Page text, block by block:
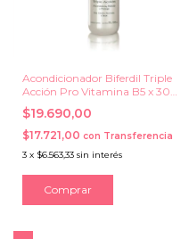
Acondicionador Biferdil Triple
Acción Pro Vitamina B5 x 300
ml.
$19.690,00
$17.721,00 con Transferencia
3 x $6.563,33 sin interés